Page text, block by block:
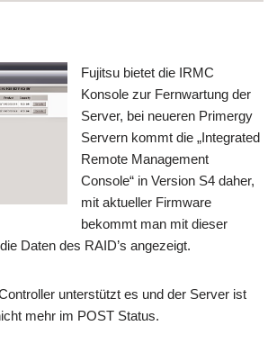
Fujitsu bietet die IRMC
Konsole zur Fernwartung der
Server, bei neueren Primergy
Servern kommt die „Integrated
Remote Management
Console“ in Version S4 daher,
mit aktueller Firmware
bekommt man mit dieser
Daten des RAID’s angezeigt.
unterstützt es und der Server ist
mehr im POST Status.